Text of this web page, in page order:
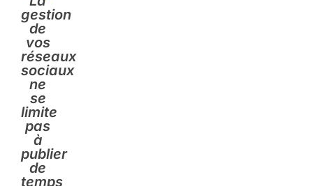
gestion
de
vos
réseaux
sociaux
ne
se
limite
pas
à
publier
de
temps